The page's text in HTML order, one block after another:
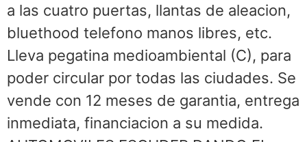
a las cuatro puertas, llantas de aleacion,
bluethood telefono manos libres, etc.
Lleva pegatina medioambiental (C), para
poder circular por todas las ciudades. Se
vende con 12 meses de garantia, entrega
inmediata, financiacion a su medida.